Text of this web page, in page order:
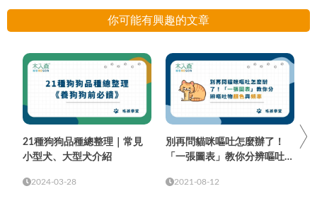
你可能有興趣的文章
21種狗狗品種總整理｜常見
小型犬、大型犬介紹
2024-03-28
別再問貓咪嘔吐怎麼辦了！
「一張圖表」教你分辨嘔吐物
2021-08-12